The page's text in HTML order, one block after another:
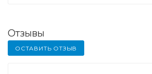
Отзывы
ОСТАВИТЬ ОТЗЫВ